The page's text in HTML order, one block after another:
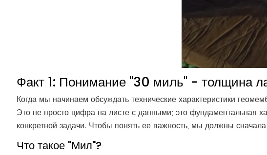
Факт 1: Понимание "30 миль" - толщина
Когда мы начинаем обсуждать технические характеристики
Это не просто цифра на листе с данными; это фундаментальная
конкретной задачи. Чтобы понять ее важность, мы должны
Что такое "Мил"?